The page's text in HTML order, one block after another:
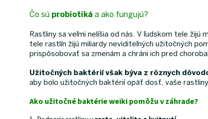
Čo sú probiotiká a ako fungujú?
Rastliny sa veľmi nelíšia od nás. V ľudskom tele
tele rastlín žijú miliardy neviditeľných užitočných
prispôsobovať sa zmenám a chráni ich pred
Užitočných baktérií však býva z rôznych
aby bolo užitočných baktérií opäť dosť, vaše
Ako užitočné baktérie weiki pomôžu v záhrade?